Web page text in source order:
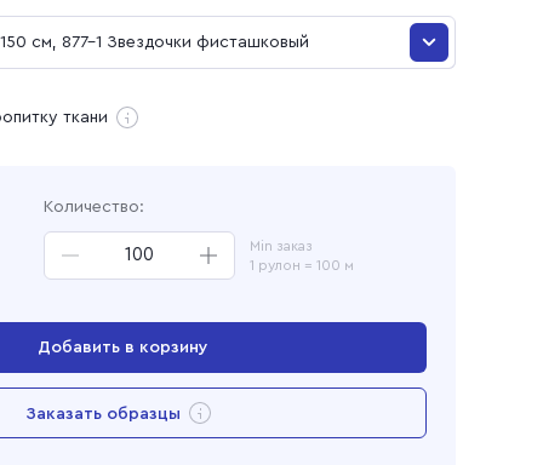
см, 877-1 Звездочки фисташковый
см, 877-1 Звездочки фисташковый
ткани
Количество:
Min заказ
1 рулон = 100 м
Добавить в корзину
Заказать образцы